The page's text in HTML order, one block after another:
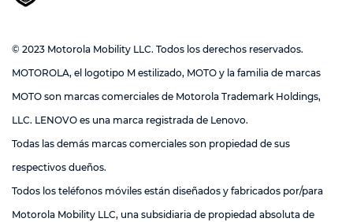
© 2023 Motorola Mobility LLC. Todos los derechos reservados.
MOTOROLA, el logotipo M estilizado, MOTO y la familia de marcas
MOTO son marcas comerciales de Motorola Trademark Holdings,
LLC. LENOVO es una marca registrada de Lenovo.
Todas las demás marcas comerciales son propiedad de sus
respectivos dueños.
Todos los teléfonos móviles están diseñados y fabricados por/para
Motorola Mobility LLC, una subsidiaria de propiedad absoluta de